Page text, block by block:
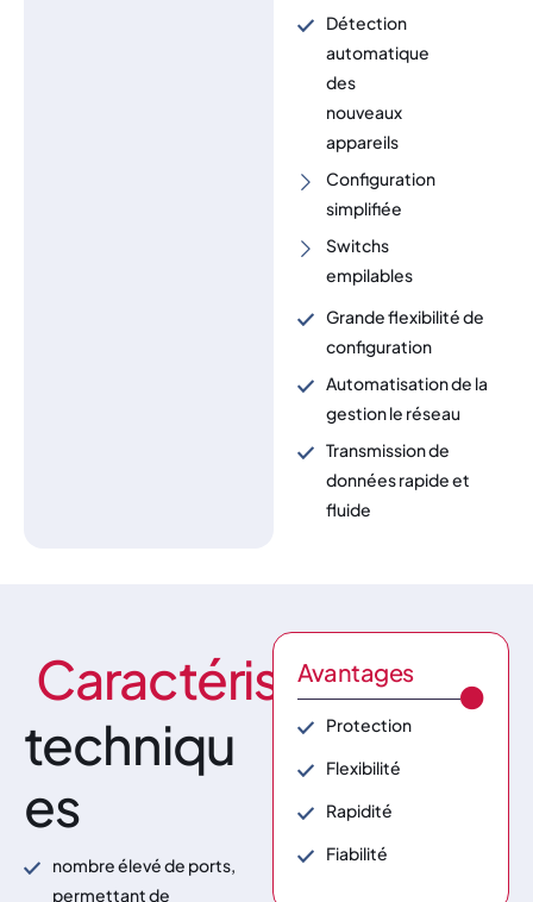
Détection
automatique
des
nouveaux
appareils
Configuration
simplifiée
Switchs
empilables
Grande flexibilité de
configuration
Automatisation de la
gestion le réseau
Transmission de
données rapide et
fluide
Caractéristiques
techniqu
es
nombre élevé de ports,
permettant de
Avantages
Protection
Flexibilité
Rapidité
Fiabilité